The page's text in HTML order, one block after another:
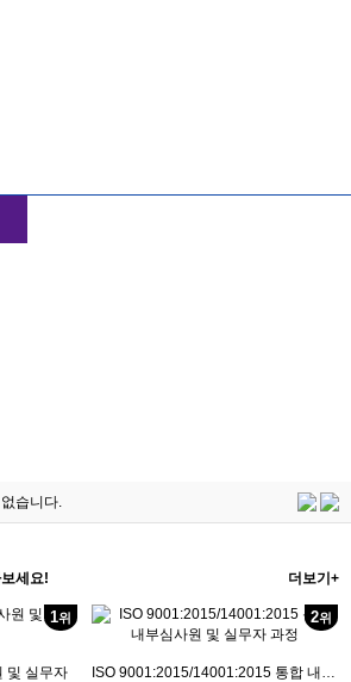
세요! 더보기+
및 실무자
1위
ISO 9001:2015/14001:2015 통합 내…
2위